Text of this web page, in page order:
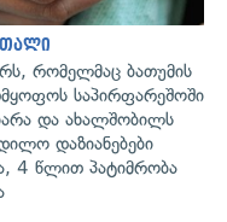
რომელმაც ბათუმის
საპირფარეშოში
და ახალშობილს
დაზიანებები
4 წლით პატიმრობა